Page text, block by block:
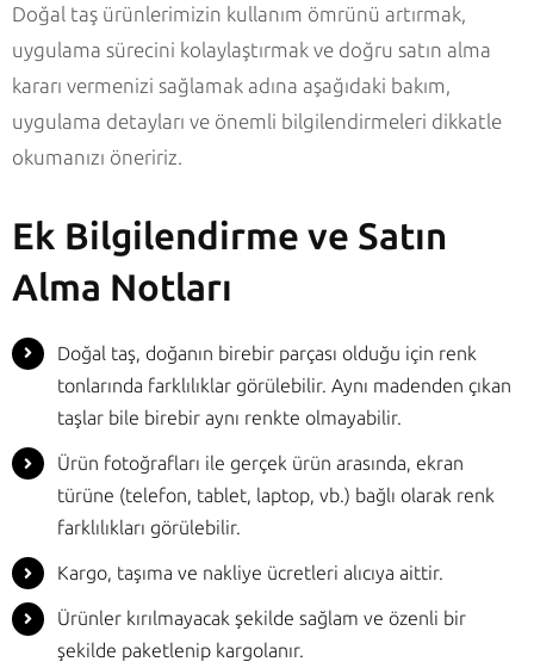
Doğal taş ürünlerimizin kullanım ömrünü artırmak,
uygulama sürecini kolaylaştırmak ve doğru satın alma
kararı vermenizi sağlamak adına aşağıdaki bakım,
uygulama detayları ve önemli bilgilendirmeleri dikkatle
okumanızı öneririz.
Ek Bilgilendirme ve Satın
Alma Notları
Doğal taş, doğanın birebir parçası olduğu için renk
tonlarında farklılıklar görülebilir. Aynı madenden çıkan
taşlar bile birebir aynı renkte olmayabilir.
Ürün fotoğrafları ile gerçek ürün arasında, ekran
türüne (telefon, tablet, laptop, vb.) bağlı olarak renk
farklılıkları görülebilir.
Kargo, taşıma ve nakliye ücretleri alıcıya aittir.
Ürünler kırılmayacak şekilde sağlam ve özenli bir
şekilde paketlenip kargolanır.